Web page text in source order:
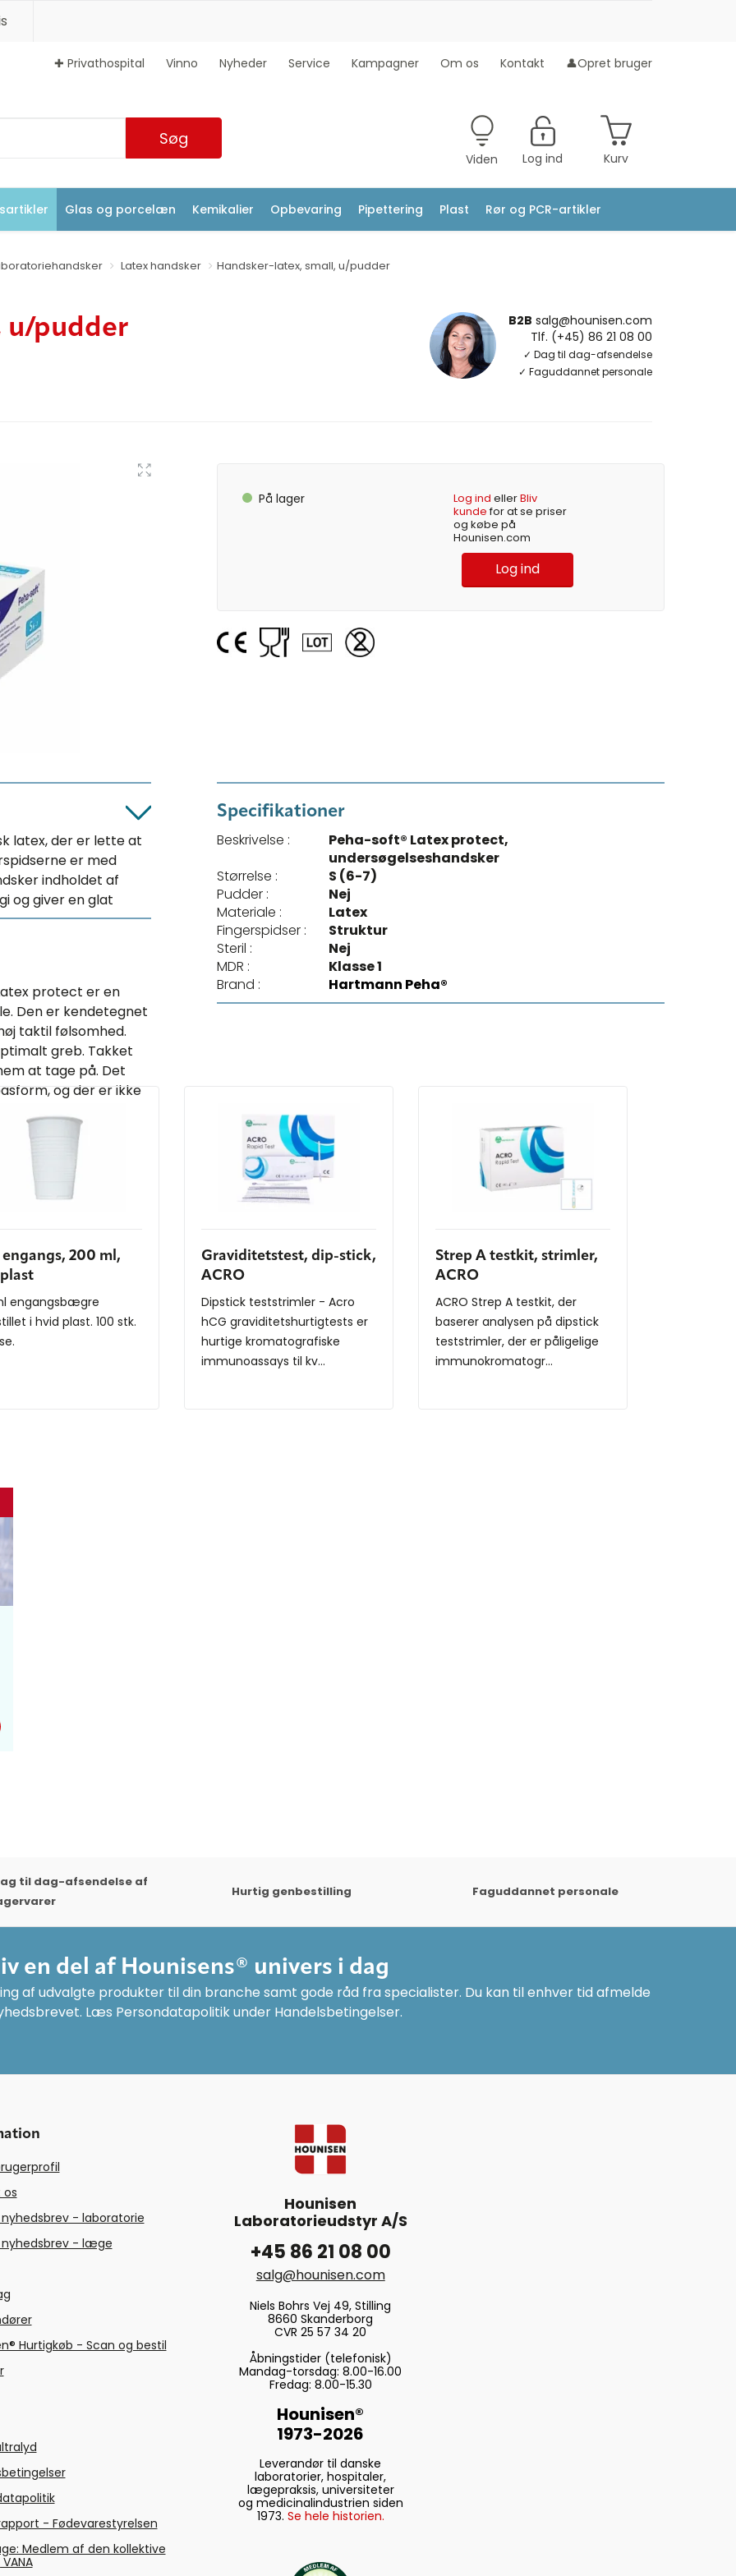
✚ Privathospital Vinno Nyheder Service Kampagner Om os Kontakt 👤Opret bruger
Søg
Viden Log ind Kurv
Glas og porcelæn Kemikalier Opbevaring Pipettering Plast Rør og PCR-artikler
Latex handsker Handsker-latex, small, u/pudder
u/pudder B2B salg@hounisen.com
Tlf. (+45) 86 21 08 00
✓ Dag til dag-afsendelse
✓ Faguddannet personale
På lager Log ind ellerBliv
kundefor at se priser
og købe på
Hounisen.com
Log ind
latex, der er lette at
er med
indholdet af
og giver en glat
protect er en
Den er kendetegnet
taktil følsomhed.
greb. Takket
at tage på. Det
og der er ikke
93/42/EEC.
Specifikationer
Beskrivelse :
Peha-soft® Latex protect,
undersøgelseshandsker
Størrelse :
S (6-7)
Pudder :
Nej
Materiale :
Latex
Fingerspidser :
Struktur
Steril :
Nej
MDR :
Klasse 1
Brand :
Hartmann Peha®
engangs, 200 ml,
engangsbægre
i hvid plast. 100 stk.
Graviditetstest, dip-stick,
ACRO
Dipstick teststrimler - Acro
hCG graviditetshurtigtests er
hurtige kromatografiske
immunoassays til kv...
Strep A testkit, strimler,
ACRO
ACRO Strep A testkit, der
baserer analysen på dipstick
teststrimler, der er påligelige
immunokromatogr...
til dag-afsendelse af
Hurtig genbestilling Faguddannet personale
en del af Hounisens® univers i dag
af udvalgte produkter til din branche samt gode råd fra specialister. Du kan til enhver tid afmelde
Læs Persondatapolitik under Handelsbetingelser.
os
- laboratorie
nyhedsbrev - læge
Hurtigkøb - Scan og bestil
- Fødevarestyrelsen
Medlem af den kollektive
Hounisen
Laboratorieudstyr A/S
+45 86 21 08 00
salg@hounisen.com
Niels Bohrs Vej 49, Stilling
8660 Skanderborg
CVR 25 57 34 20
Åbningstider (telefonisk)
Mandag-torsdag: 8.00-16.00
Fredag: 8.00-15.30
Hounisen®
1973-2026
Leverandør til danske
laboratorier, hospitaler,
lægepraksis, universiteter
og medicinalindustrien siden
1973. Se hele historien.